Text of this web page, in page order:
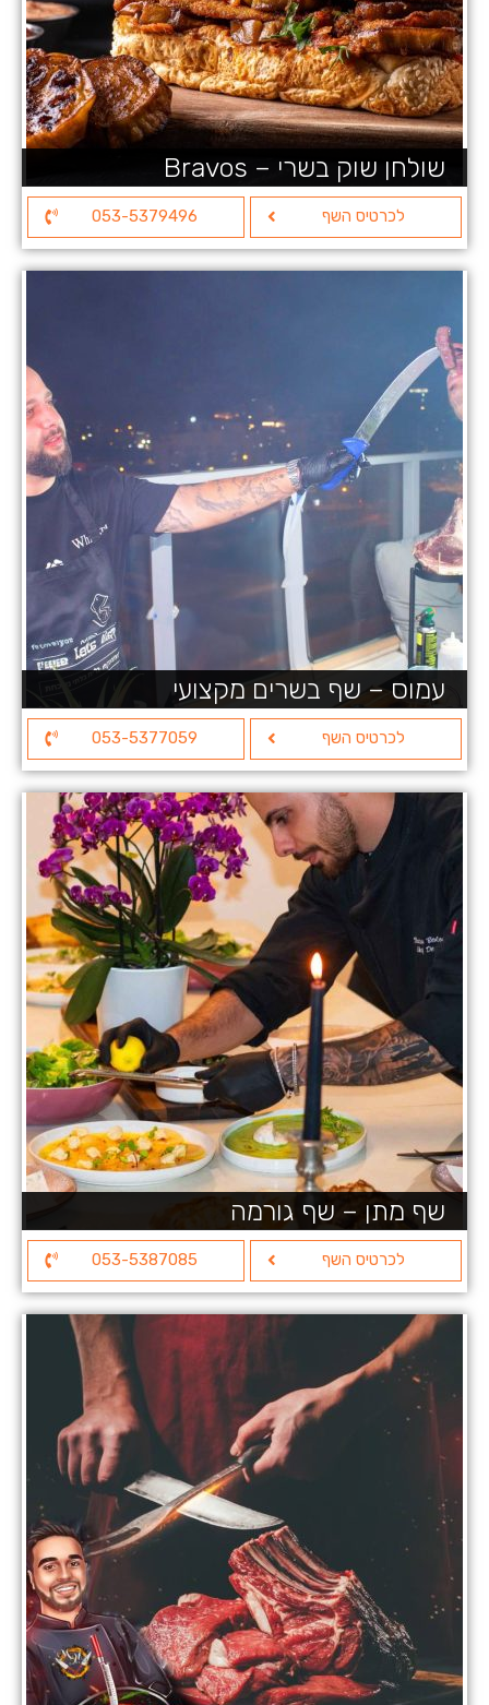
שולחן שוק בשרי – Bravos
לכרטיס השף 053-5379496
עמוס – שף בשרים מקצועי
לכרטיס השף 053-5377059
שף מתן – שף גורמה
לכרטיס השף 053-5387085